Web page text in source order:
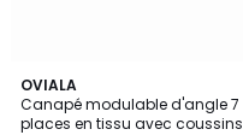
OVIALA
Canapé modulable d'angle 7
places en tissu avec coussins
3
Couleurs